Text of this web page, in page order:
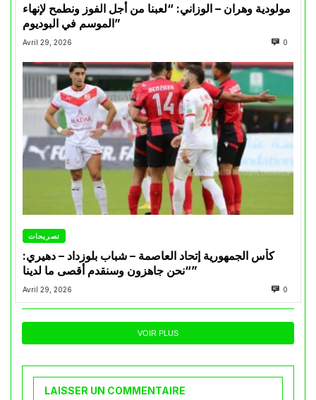
مولودية وهران – الوزاني: “لعبنا من أجل الفوز ونطمح لإنهاء
الموسم في البوديوم”
Avril 29, 2026 0
تصريحات
كأس الجمهورية إتحاد العاصمة – شباب بلوزداد – دهيري:
“نحن جاهزون وسنقدم أقصى ما لدينا”
Avril 29, 2026 0
VOIR PLUS
LAISSER UN COMMENTAIRE